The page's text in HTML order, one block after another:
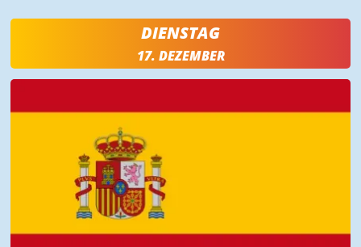
DIENSTAG
17. DEZEMBER